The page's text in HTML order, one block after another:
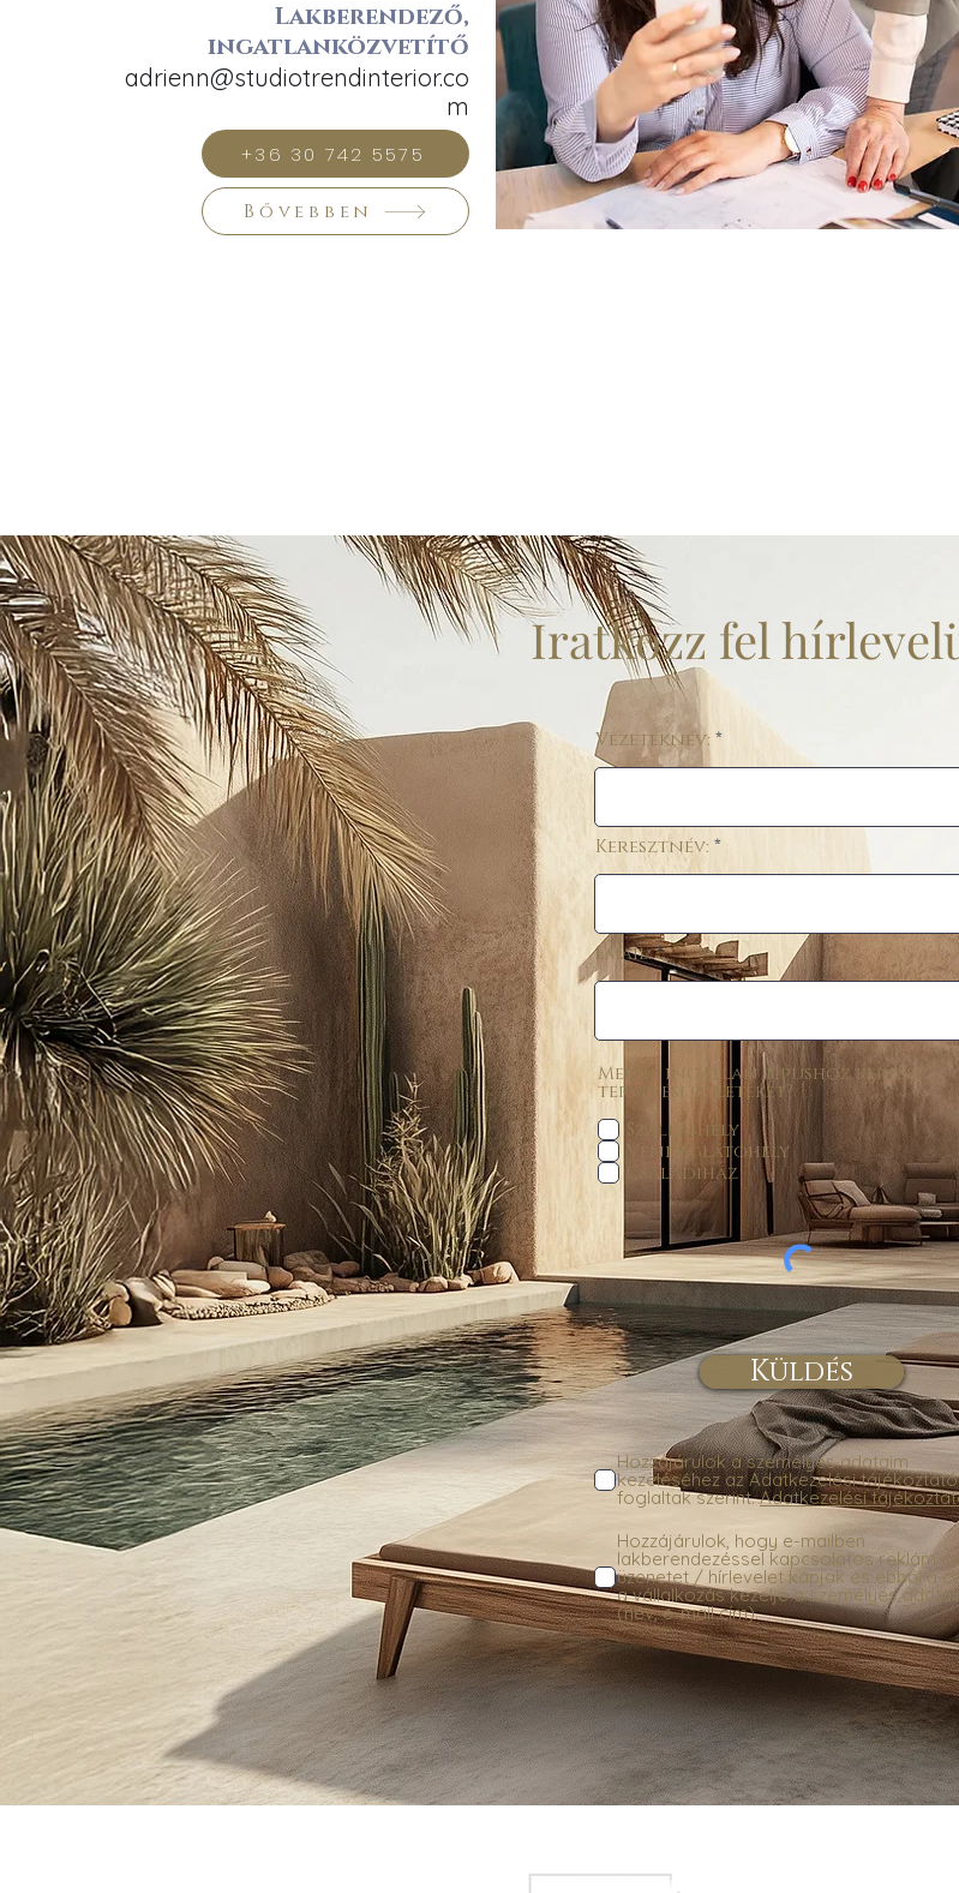
Lakberendező,
ingatlanközvetítő
adrienn@studiotrendinterior.co
m
+36 30 742 5575
Bővebben
Iratkozz fel
Vezetéknév:
Keresztnév:
Email:
Melyik ingatlan típushoz keresel
tervezési ötleteket?
Szálláshely
Vendéglátóhely
Családiház
Küldés
Hozzájárulok a személyes adataim
kezeléséhez az Adatkezelési
foglaltak szerint. Adatkezelési
Hozzájárulok, hogy e-mailben
lakberendezéssel kapcsolatos reklám
üzenetet / hírlevelet kapjak és ebből a
a vállalkozás kezelje a személyes
(név, e-mail cím).